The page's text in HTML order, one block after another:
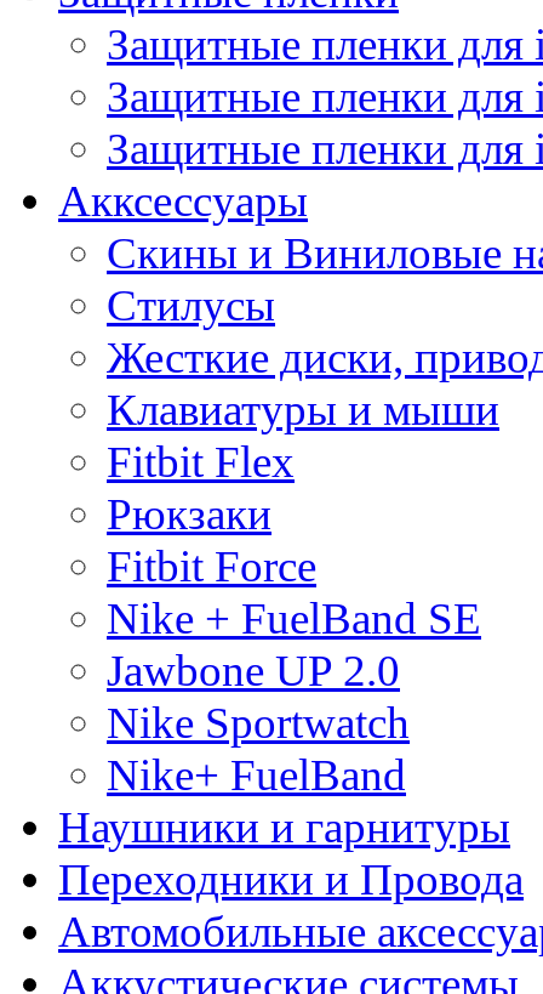
Защитные пленки для
Защитные пленки для
Защитные пленки для
Акксессуары
Скины и Виниловые
Стилусы
Жесткие диски,
Клавиатуры и мыши
Fitbit Flex
Рюкзаки
Fitbit Force
Nike + FuelBand SE
Jawbone UP 2.0
Nike Sportwatch
Nike+ FuelBand
Наушники и гарнитуры
Переходники и Провода
Автомобильные
Aккустические системы